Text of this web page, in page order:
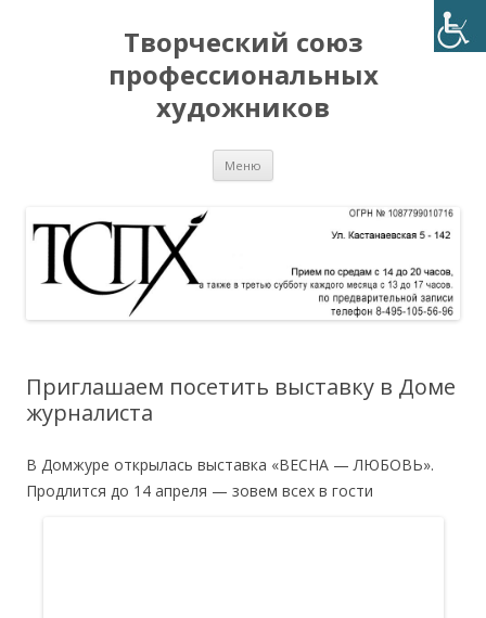
Творческий союз
профессиональных
художников
Меню
Приглашаем посетить выставку в Доме
журналиста
В Домжуре открылась выставка «ВЕСНА — ЛЮБОВЬ».
Продлится до 14 апреля — зовем всех в гости